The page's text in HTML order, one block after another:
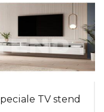
mebelləri ilə
üstünlük
genişlik və
daha qaranlıq
TV stend